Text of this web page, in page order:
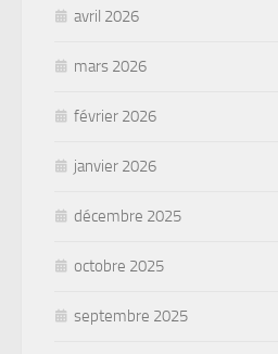
avril 2026
mars 2026
février 2026
janvier 2026
décembre 2025
octobre 2025
septembre 2025